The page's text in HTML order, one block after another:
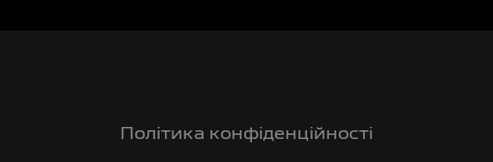
Політика конфіденційності